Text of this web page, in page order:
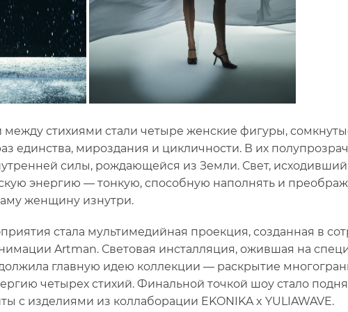
стихиями стали четыре женские фигуры,
единства, мироздания и цикличности. В их
силы, рождающейся из Земли. Свет,
энергию — тонкую, способную наполнять и
женщину изнутри.
стала мультимедийная проекция, созданная в
Artman. Световая инсталляция, ожившая на
главную идею коллекции — раскрытие
четырех стихий. Финальной точкой шоу стало
с изделиями из коллаборации EKONIKA x YULIAWAVE.